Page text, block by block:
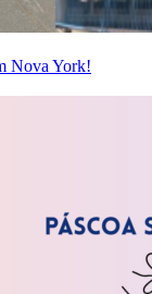
Nova York!